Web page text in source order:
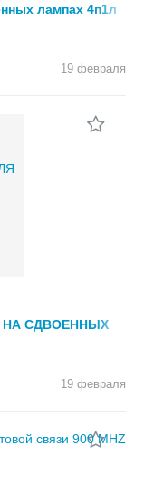
лампах 4п1л
19 февраля
НА СДВОЕННЫХ
19 февраля